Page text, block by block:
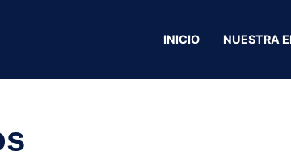
INICIO NUESTRA
Royal